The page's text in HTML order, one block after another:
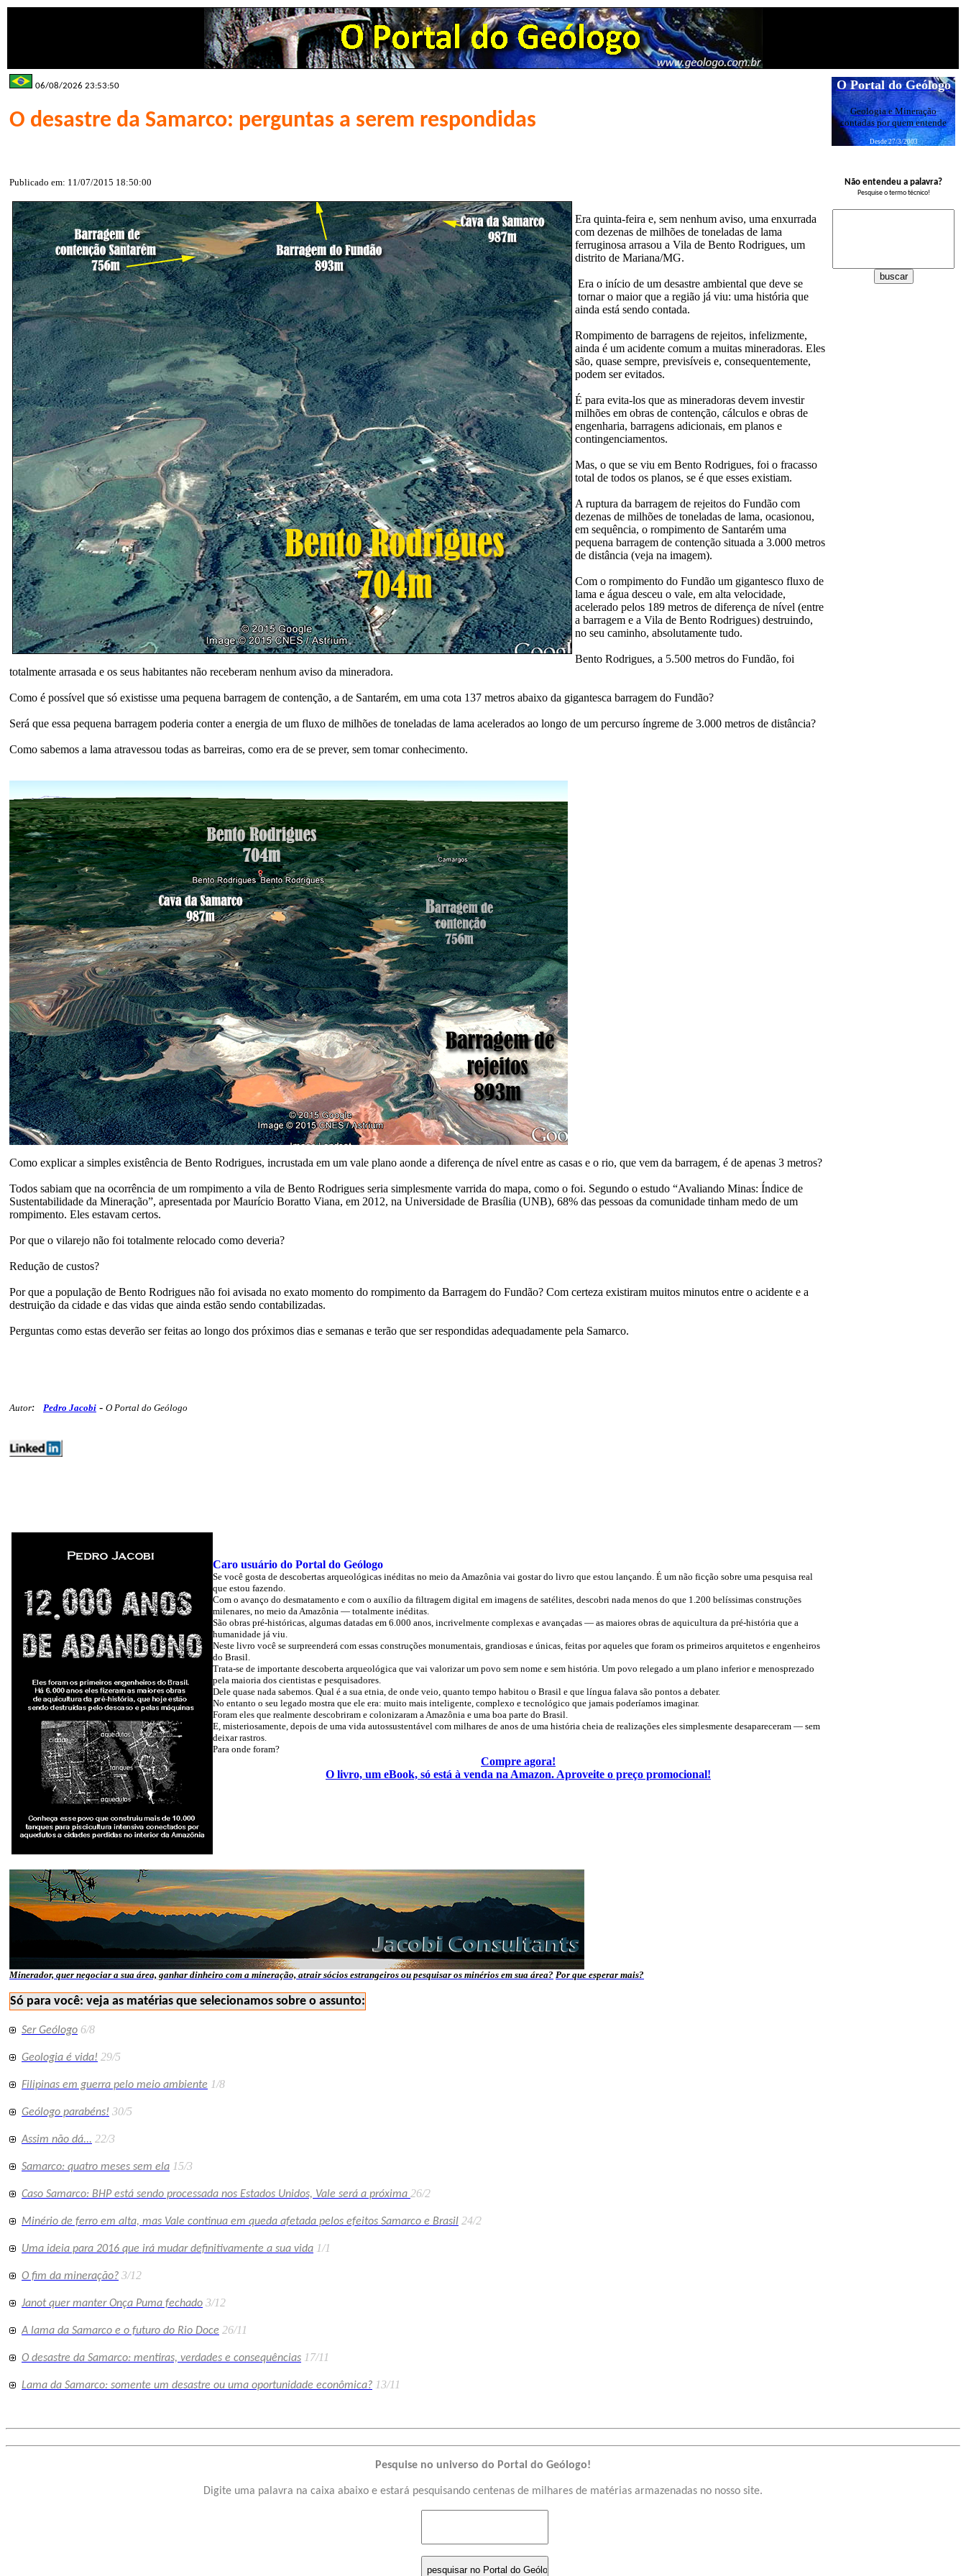
06/08/2026 23:53:50
O desastre da Samarco: perguntas a serem respondidas
Publicado em: 11/07/2015 18:50:00
Era quinta-feira e, sem nenhum aviso, uma enxurrada
com dezenas de milhões de toneladas de lama
ferruginosa arrasou a Vila de Bento Rodrigues, um
distrito de Mariana/MG.
Era o início de um desastre ambiental que deve se
tornar o maior que a região já viu: uma história que
ainda está sendo contada.
Rompimento de barragens de rejeitos, infelizmente,
ainda é um acidente comum a muitas mineradoras. Eles
são, quase sempre, previsíveis e, consequentemente,
podem ser evitados.
É para evita-los que as mineradoras devem investir
milhões em obras de contenção, cálculos e obras de
engenharia, barragens adicionais, em planos e
contingenciamentos.
Mas, o que se viu em Bento Rodrigues, foi o fracasso
total de todos os planos, se é que esses existiam.
A ruptura da barragem de rejeitos do Fundão com
dezenas de milhões de toneladas de lama, ocasionou,
em sequência, o rompimento de Santarém uma
pequena barragem de contenção situada a 3.000 metros
de distância (veja na imagem).
Com o rompimento do Fundão um gigantesco fluxo de
lama e água desceu o vale, em alta velocidade,
acelerado pelos 189 metros de diferença de nível (entre
a barragem e a Vila de Bento Rodrigues) destruindo,
no seu caminho, absolutamente tudo.
Bento Rodrigues, a 5.500 metros do Fundão, foi
totalmente arrasada e os seus habitantes não receberam nenhum aviso da mineradora.
Como é possível que só existisse uma pequena barragem de contenção, a de Santarém, em uma cota 137 metros abaixo da gigantesca barragem do Fundão?
Será que essa pequena barragem poderia conter a energia de um fluxo de milhões de toneladas de lama acelerados ao longo de um percurso íngreme de 3.000 metros de distância?
Como sabemos a lama atravessou todas as barreiras, como era de se prever, sem tomar conhecimento.
Como explicar a simples existência de Bento Rodrigues, incrustada em um vale plano aonde a diferença de nível entre as casas e o rio, que vem da barragem, é de apenas 3 metros?
Todos sabiam que na ocorrência de um rompimento a vila de Bento Rodrigues seria simplesmente varrida do mapa, como o foi. Segundo o estudo “Avaliando Minas: Índice de
Sustentabilidade da Mineração”, apresentada por Maurício Boratto Viana, em 2012, na Universidade de Brasília (UNB), 68% das pessoas da comunidade tinham medo de um
rompimento. Eles estavam certos.
Por que o vilarejo não foi totalmente relocado como deveria?
Redução de custos?
Por que a população de Bento Rodrigues não foi avisada no exato momento do rompimento da Barragem do Fundão? Com certeza existiram muitos minutos entre o acidente e a
destruição da cidade e das vidas que ainda estão sendo contabilizadas.
Perguntas como estas deverão ser feitas ao longo dos próximos dias e semanas e terão que ser respondidas adequadamente pela Samarco.
Autor: Pedro Jacobi - O Portal do Geólogo
Caro usuário do Portal do Geólogo
Se você gosta de descobertas arqueológicas inéditas no meio da Amazônia vai gostar do livro que estou lançando. É um não ficção sobre uma pesquisa real
que estou fazendo.
Com o avanço do desmatamento e com o auxílio da filtragem digital em imagens de satélites, descobri nada menos do que 1.200 belíssimas construções
milenares, no meio da Amazônia — totalmente inéditas.
São obras pré-históricas, algumas datadas em 6.000 anos, incrivelmente complexas e avançadas — as maiores obras de aquicultura da pré-história que a
humanidade já viu.
Neste livro você se surpreenderá com essas construções monumentais, grandiosas e únicas, feitas por aqueles que foram os primeiros arquitetos e engenheiros
do Brasil.
Trata-se de importante descoberta arqueológica que vai valorizar um povo sem nome e sem história. Um povo relegado a um plano inferior e menosprezado
pela maioria dos cientistas e pesquisadores.
Dele quase nada sabemos. Qual é a sua etnia, de onde veio, quanto tempo habitou o Brasil e que língua falava são pontos a debater.
No entanto o seu legado mostra que ele era: muito mais inteligente, complexo e tecnológico que jamais poderíamos imaginar.
Foram eles que realmente descobriram e colonizaram a Amazônia e uma boa parte do Brasil.
E, misteriosamente, depois de uma vida autossustentável com milhares de anos de uma história cheia de realizações eles simplesmente desapareceram — sem
deixar rastros.
Para onde foram?
Compre agora!
O livro, um eBook, só está à venda na Amazon. Aproveite o preço promocional!
Minerador, quer negociar a sua área, ganhar dinheiro com a mineração, atrair sócios estrangeiros ou pesquisar os minérios em sua área? Por que esperar mais?
Só para você: veja as matérias que selecionamos sobre o assunto:
Ser Geólogo 6/8
Geologia é vida! 29/5
Filipinas em guerra pelo meio ambiente 1/8
Geólogo parabéns! 30/5
Assim não dá... 22/3
Samarco: quatro meses sem ela 15/3
Caso Samarco: BHP está sendo processada nos Estados Unidos, Vale será a próxima 26/2
Minério de ferro em alta, mas Vale continua em queda afetada pelos efeitos Samarco e Brasil 24/2
Uma ideia para 2016 que irá mudar definitivamente a sua vida 1/1
O fim da mineração? 3/12
Janot quer manter Onça Puma fechado 3/12
A lama da Samarco e o futuro do Rio Doce 26/11
O desastre da Samarco: mentiras, verdades e consequências 17/11
Lama da Samarco: somente um desastre ou uma oportunidade econômica? 13/11
O Portal do Geólogo
Geologia e Mineração
contadas por quem entende
Desde 27/3/2003
Não entendeu a palavra?
Pesquise o termo técnico!
Pesquise no universo do Portal do Geólogo!
Digite uma palavra na caixa abaixo e estará pesquisando centenas de milhares de matérias armazenadas no nosso site.